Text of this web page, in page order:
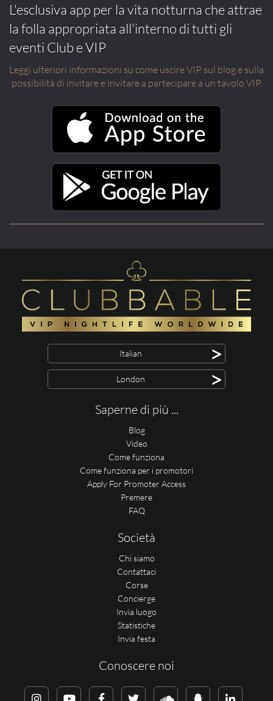
L'esclusiva app per la vita notturna che attrae
la folla appropriata all'interno di tutti gli
eventi Club e VIP
Leggi ulteriori informazioni su come uscire VIP sul blog e sulla
possibilità di invitare e invitare a partecipare a un tavolo VIP.
Italian >
London >
Saperne di più ...
Blog
Video
Come funziona
Come funziona per i promotori
Apply For Promoter Access
Premere
FAQ
Società
Chi siamo
Contattaci
Corse
Concierge
Invia luogo
Statistiche
Invia festa
Conoscere noi